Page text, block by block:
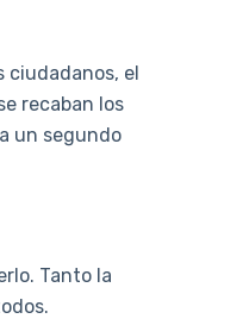
ciudadanos, el
recaban los
un segundo
Tanto la